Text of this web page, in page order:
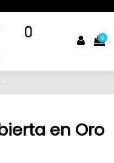
0
en Oro